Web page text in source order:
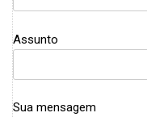
Assunto
Sua mensagem